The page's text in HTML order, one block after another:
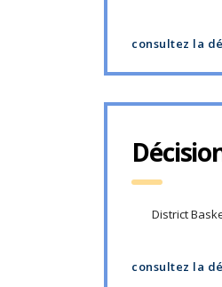
consultez la
District
consultez la